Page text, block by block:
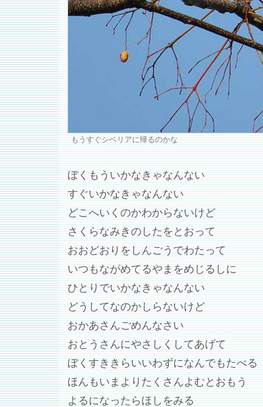
もうすぐシベリアに帰るのかな
ぼくもういかなきゃなんない
すぐいかなきゃなんない
どこへいくのかわからないけど
さくらなみきのしたをとおって
おおどおりをしんごうでわたって
いつもながめてるやまをめじるしに
ひとりでいかなきゃなんない
どうしてなのかしらないけど
おかあさんごめんなさい
おとうさんにやさしくしてあげて
ぼくすききらいいわずになんでもたべる
ほんもいまよりたくさんよむとおもう
よるになったらほしをみる